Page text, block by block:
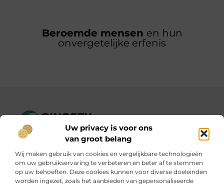
Uw privacy is voor ons
van groot belang
Wij maken gebruik van cookies en vergelijkbare technologieën
om uw gebruikservaring te verbeteren en beter af te stemmen
op uw behoeften. Deze cookies kunnen voor diverse doeleinden
worden ingezet, zoals het aanbieden van gepersonaliseerde
Beroemde mensen en hun
onvergetelijke erfenis
Ginofey.nl – Van alledaags tot bijzonder, altijd iets te lezen!
Wij verzamelen blogs en artikelen over een grote
verscheidenheid aan onderwerpen, die alles uit het dagelijks
leven bestrijken.